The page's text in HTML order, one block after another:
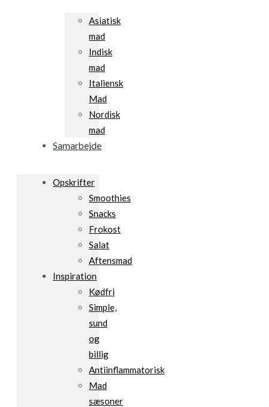
Asiatisk
mad
Indisk
mad
Italiensk
Mad
Nordisk
mad
Samarbejde
Opskrifter
Smoothies
Snacks
Frokost
Salat
Aftensmad
Inspiration
Kødfri
Simple,
sund
og
billig
Antiinflammatorisk
Mad
sæsoner